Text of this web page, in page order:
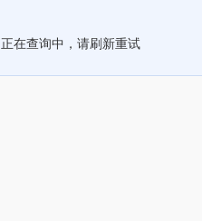
正在查询中，请刷新重试